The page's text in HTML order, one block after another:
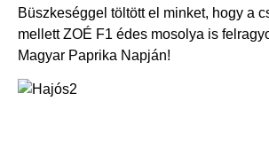
Büszkeséggel töltött el minket, hogy a
mellett ZOÉ F1 édes mosolya is
Magyar Paprika Napján!